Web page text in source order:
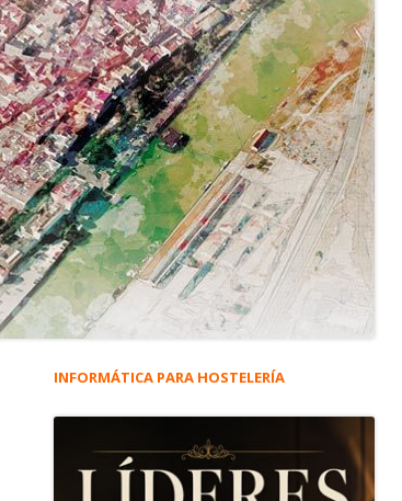
del Instituto Social de la Marina.
Barra
principal
INFORMÁTICA PARA HOSTELERÍA